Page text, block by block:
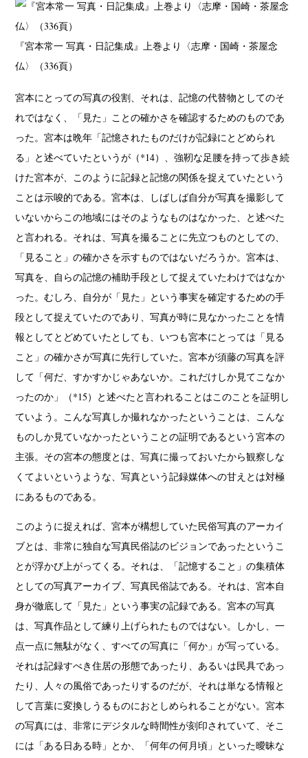
『宮本常一 写真・日記集成』上巻より〈志摩・国崎・茶屋念
仏〉（336頁）
宮本にとっての写真の役割、それは、記憶の代替物としてのそ
れではなく、「見た」ことの確かさを確認するためのものであ
った。宮本は晩年「記憶されたものだけが記録にとどめられ
る」と述べていたというが（*14）、強靭な足腰を持って歩き続
けた宮本が、このように記録と記憶の関係を捉えていたという
ことは示唆的である。宮本は、しばしば自分が写真を撮影して
いないからこの地域にはそのようなものはなかった、と述べた
と言われる。それは、写真を撮ることに先立つものとしての、
「見ること」の確かさを示すものではないだろうか。宮本は、
写真を、自らの記憶の補助手段として捉えていたわけではなか
った。むしろ、自分が「見た」という事実を確定するための手
段として捉えていたのであり、写真が時に見なかったことを情
報としてとどめていたとしても、いつも宮本にとっては「見る
こと」の確かさが写真に先行していた。宮本が須藤の写真を評
して「何だ、すかすかじゃあないか。これだけしか見てこなか
ったのか」（*15）と述べたと言われることはこのことを証明し
ていよう。こんな写真しか撮れなかったということは、こんな
ものしか見ていなかったということの証明であるという宮本の
主張。その宮本の態度とは、写真に撮っておいたから観察しな
くてよいというような、写真という記録媒体への甘えとは対極
にあるものである。
このように捉えれば、宮本が構想していた民俗写真のアーカイ
ブとは、非常に独自な写真民俗誌のビジョンであったというこ
とが浮かび上がってくる。それは、「記憶すること」の集積体
としての写真アーカイブ、写真民俗誌である。それは、宮本自
身が徹底して「見た」という事実の記録である。宮本の写真
は、写真作品として練り上げられたものではない。しかし、一
点一点に無駄がなく、すべての写真に「何か」が写っている。
それは記録すべき住居の形態であったり、あるいは民具であっ
たり、人々の風俗であったりするのだが、それは単なる情報と
して言葉に変換しうるものにおとしめられることがない。宮本
の写真には、非常にデジタルな時間性が刻印されていて、そこ
には「ある日ある時」とか、「何年の何月頃」といった曖昧な